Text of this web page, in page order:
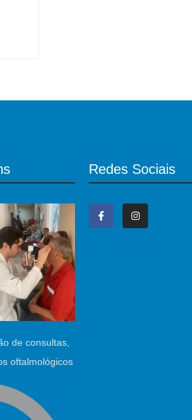
de consultas,
oftalmológicos
Redes Sociais